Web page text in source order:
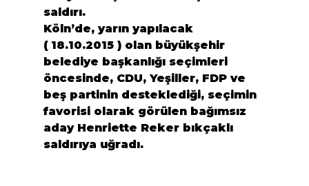
saldırı.
Köln’de, yarın yapılacak
( 18.10.2015 ) olan büyükşehir
belediye başkanlığı seçimleri
öncesinde, CDU, Yeşiller, FDP ve
beş partinin desteklediği, seçimin
favorisi olarak görülen bağımsız
aday Henriette Reker bıkçaklı
saldırıya uğradı.